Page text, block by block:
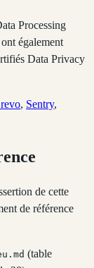
Processing
également
Data Privacy
, Sentry,
de cette
de référence
(table